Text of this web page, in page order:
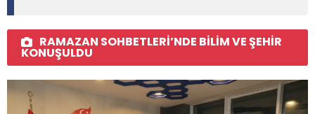
RAMAZAN SOHBETLERİ’NDE BİLİM VE ŞEHİR
KONUŞULDU